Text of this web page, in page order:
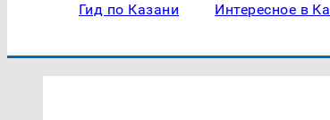
Гид по Казани Интересное в